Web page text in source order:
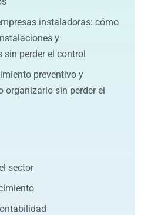
instaladoras: cómo
y
sin perder el control
preventivo y
organizarlo sin perder el
sector